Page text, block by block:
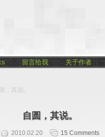
留言给我 关于作者
，其说。
自圆，其说。
2010.02.20 15 Comments